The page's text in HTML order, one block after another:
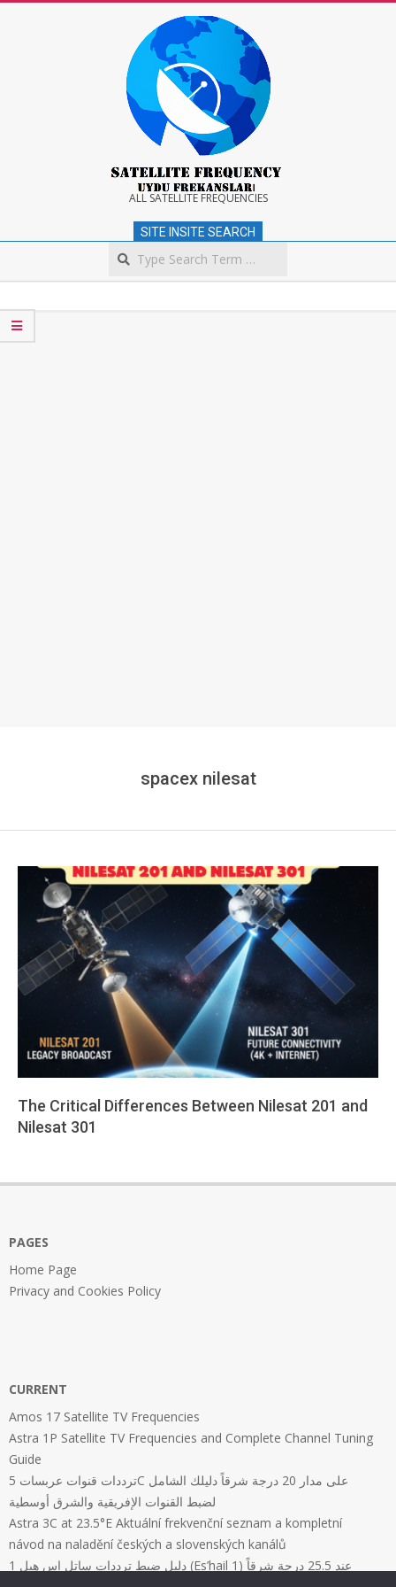
Satellite
Frequency
ALL SATELLITE FREQUENCIES
SITE INSITE SEARCH
Navigation
Menu
spacex nilesat
The Critical Differences Between Nilesat 201 and
Nilesat 301
08
PAGES
Home Page
Privacy and Cookies Policy
CURRENT
Amos 17 Satellite TV Frequencies
Astra 1P Satellite TV Frequencies and Complete Channel Tuning
Guide
ترددات قنوات عربسات 5C على مدار 20 درجة شرقاً دليلك الشامل
لضبط القنوات الإفريقية والشرق أوسطية
Astra 3C at 23.5°E Aktuální frekvenční seznam a kompletní
návod na naladění českých a slovenských kanálů
دليل ضبط ترددات ساتل إس هيل 1 (Es’hail 1) عند 25.5 درجة شرقاً